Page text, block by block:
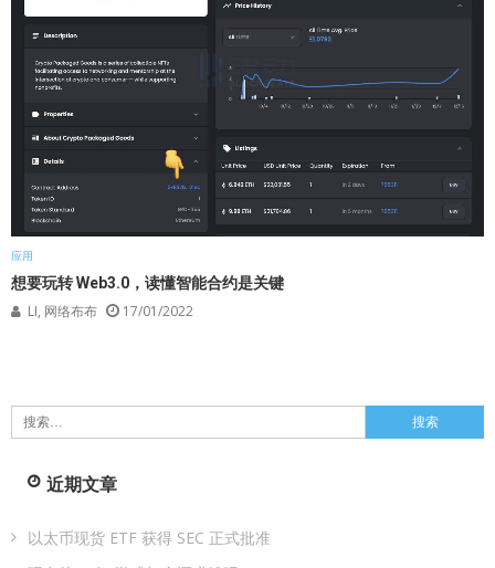
应用
想要玩转 Web3.0，读懂智能合约是关键
LI, 网络布布 17/01/2022
搜
索：
近期文章
以太币现货 ETF 获得 SEC 正式批准